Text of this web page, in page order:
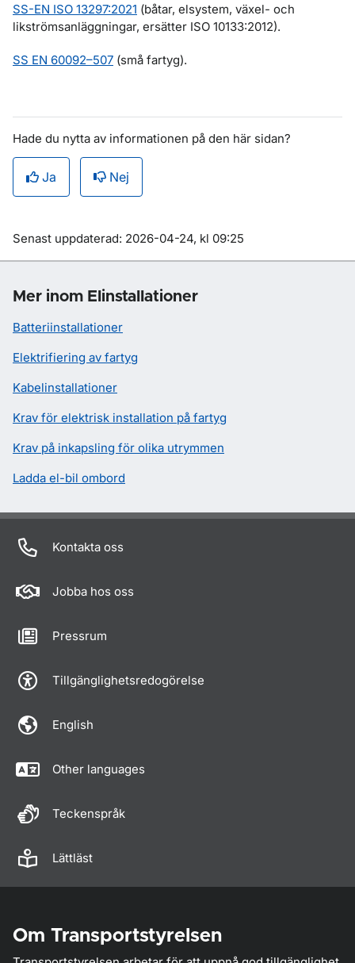
SS-EN ISO 13297:2021 (båtar, elsystem, växel- och
likströmsanläggningar, ersätter ISO 10133:2012).
SS EN 60092–507 (små fartyg).
Hade du nytta av informationen på den här sidan?
Ja Nej
Om sidan
Senast uppdaterad: 2026-04-24, kl 09:25
Mer inom Elinstallationer
Batteriinstallationer
Elektrifiering av fartyg
Kabelinstallationer
Krav för elektrisk installation på fartyg
Krav på inkapsling för olika utrymmen
Ladda el-bil ombord
Kontakta oss
Jobba hos oss
Pressrum
Tillgänglighetsredogörelse
English
Other languages
Teckenspråk
Lättläst
Om Transportstyrelsen